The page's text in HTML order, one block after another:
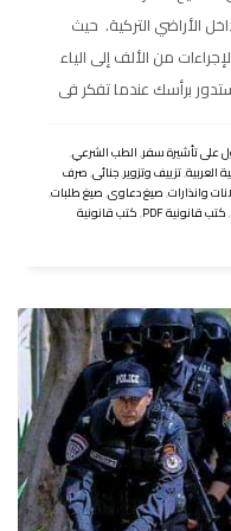
الأراضي التركية. حيث
من الألف إلى الياء
برأسك عندما تفكر فى
على تأشيرة سفر,الطب الشرعي,
العربية,تزييف وتزوير,جنائى,صرف
وانذارات,صيغ دعاوى,صيغ طلبات,
,كتب قانونية PDF ,كتب قانونية